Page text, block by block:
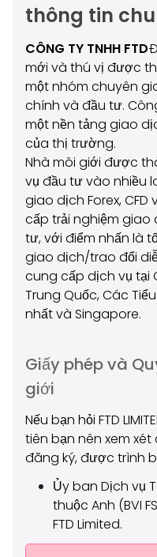
thông tin
CÔNG TY TNHH FTD
mới và thú vị được
một nhóm chuyên
chính và đầu tư.
một nền tảng giao
của thị trường.
Nhà môi giới được
vụ đầu tư vào nhiều
giao dịch Forex, CFD
cấp trải nghiệm
tư, với điểm nhấn là
giao dịch/trao đổi
cung cấp dịch vụ tại
Trung Quốc, Các
nhất và Singapore.
Giấy phép và
giới
Nếu bạn hỏi FTD
tiên bạn nên xem
đăng ký, được trình
Ủy ban Dịch vụ
thuộc Anh (BVI
FTD Limited.